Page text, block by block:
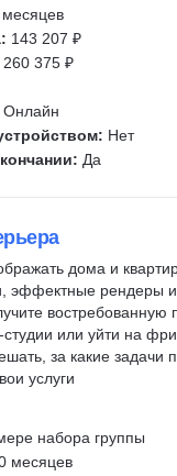
редакторов
143 207 ₽
260 375 ₽
Онлайн
Нет
Да
дома и
эффектные рендеры
востребованную
студии или уйти на
за какие задачи
услуги
набора группы
месяцев